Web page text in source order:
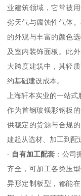
业建筑领域，它常被
劣天气与腐蚀性气体
的外观与丰富的颜色
及室内装饰面板。此
大跨度建筑中，其轻
约基础建设成本。
上海轩本实业的一站式
作为首钢玻镁彩钢板
供稳定的货源与合规
建起从选材、加工到配
- 自有加工配套 ：公司
齐全，可加工各类压
异形定制板型，都能